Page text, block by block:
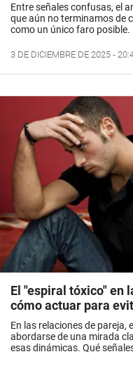
Entre señales confusas, el
que aún no terminamos de
como un único faro posible.
3 DE DICIEMBRE DE 2025 -
El "espiral tóxico" en
cómo actuar para
En las relaciones de pareja,
abordarse de una mirada
esas dinámicas. Qué